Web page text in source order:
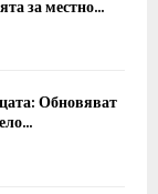
за местно...
Обновяват